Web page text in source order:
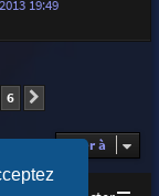
19:49
6
Aller à